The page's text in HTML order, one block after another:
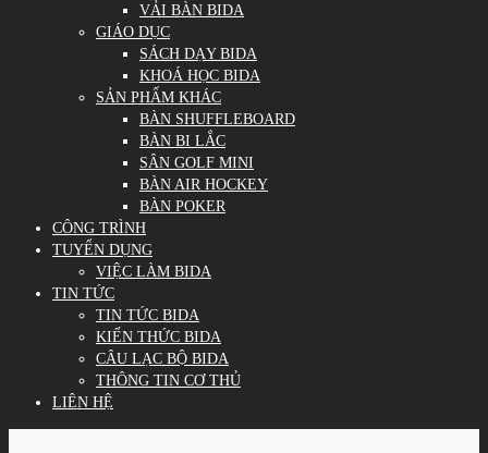
VẢI BÀN BIDA
GIÁO DỤC
SÁCH DẠY BIDA
KHOÁ HỌC BIDA
SẢN PHẨM KHÁC
BÀN SHUFFLEBOARD
BÀN BI LẮC
SÂN GOLF MINI
BÀN AIR HOCKEY
BÀN POKER
CÔNG TRÌNH
TUYỂN DỤNG
VIỆC LÀM BIDA
TIN TỨC
TIN TỨC BIDA
KIẾN THỨC BIDA
CÂU LẠC BỘ BIDA
THÔNG TIN CƠ THỦ
LIÊN HỆ